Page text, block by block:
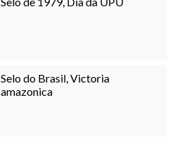
Selo do Brasil, Victoria
amazonica